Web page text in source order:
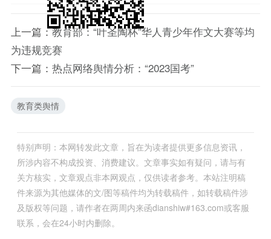
上一篇：教育部：“叶圣陶杯”华人青少年作文大赛等均
为违规竞赛
下一篇： 热点网络舆情分析：“2023国考”
教育类舆情
特别声明：本网转发此文章，旨在为读者提供更多信息资讯，
所涉内容不构成投资、消费建议。文章事实如有疑问，请与有
关方核实，文章观点非本网观点，仅供读者参考。本站注明稿
件来源为其他媒体的文/图等稿件均为转载稿件，如转载稿件涉
及版权等问题，请作者在两周内来函dianshiw#163.com或客服
联系，会在24小时内删除。